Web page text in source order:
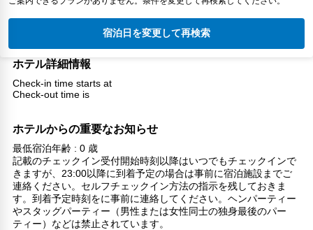
宿泊日を変更して再検索
ホテル詳細情報
Check-in time starts at
Check-out time is
ホテルからの重要なお知らせ
最低宿泊年齢 : 0 歳
記載のチェックイン受付開始時刻以降はいつでもチェックインで
きますが、23:00以降に到着予定の場合は事前に宿泊施設までご
連絡ください。セルフチェックイン方法の指示を残しておきま
す。到着予定時刻をに事前に連絡してください。ヘンパーティー
やスタッグパーティー（男性または女性同士の独身最後のパー
ティー）などは禁止されています。